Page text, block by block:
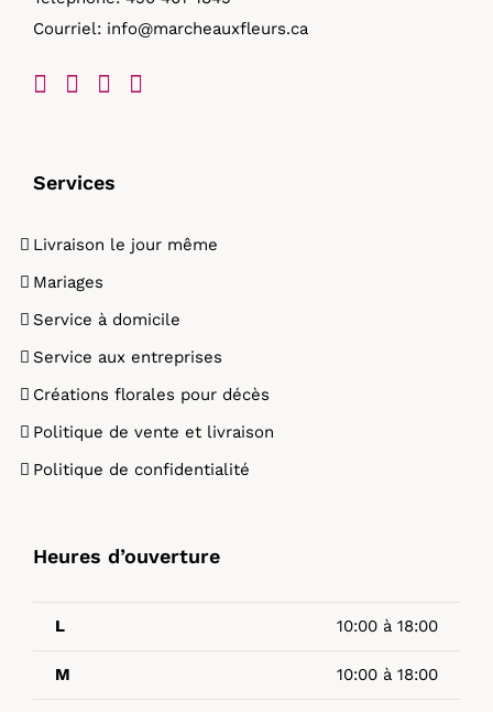
produit
Courriel: info@marcheauxfleurs.ca
Services
Livraison le jour même
Mariages
Service à domicile
Service aux entreprises
Créations florales pour décès
Politique de vente et livraison
Politique de confidentialité
Heures d’ouverture
L 10:00 à 18:00
M 10:00 à 18:00